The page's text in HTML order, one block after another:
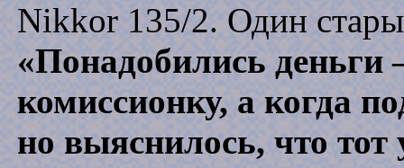
Nikkor 135/2. Один
«Понадобились деньги
комиссионку, а когда
но выяснилось, что